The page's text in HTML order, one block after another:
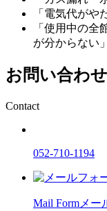
「電気代がや
「使用中の
が分からな
お問い合わせ
Contact
052-710-1194
Mail Form メー